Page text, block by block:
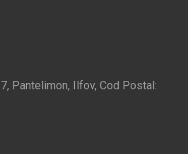
Pantelimon, Ilfov, Cod Postal: